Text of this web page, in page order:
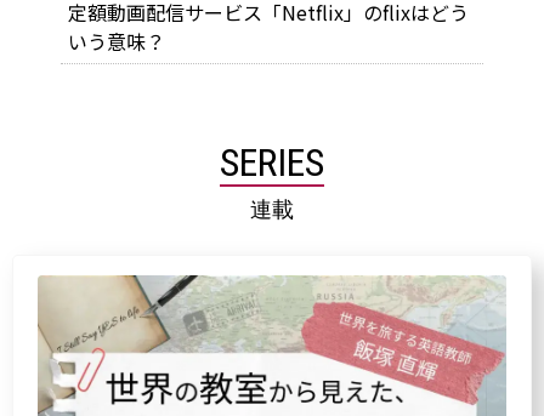
定額動画配信サービス「Netflix」のflixはどう
いう意味？
SERIES
連載